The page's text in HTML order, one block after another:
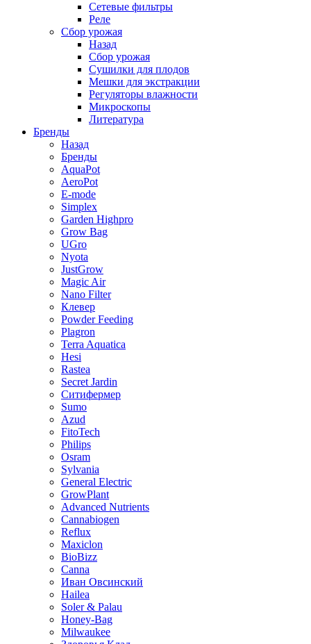
Сетевые фильтры
Реле
Сбор урожая
Назад
Сбор урожая
Сушилки для плодов
Мешки для экстракции
Регуляторы влажности
Микроскопы
Литература
Бренды
Назад
Бренды
AquaPot
AeroPot
E-mode
Simplex
Garden Highpro
Grow Bag
UGro
Nyota
JustGrow
Magic Air
Nano Filter
Клевер
Powder Feeding
Plagron
Terra Aquatica
Hesi
Rastea
Secret Jardin
Ситифермер
Sumo
Azud
FitoTech
Philips
Osram
Sylvania
General Electric
GrowPlant
Advanced Nutrients
Cannabiogen
Reflux
Maxiclon
BioBizz
Canna
Иван Овсинский
Hailea
Soler & Palau
Honey-Bag
Milwaukee